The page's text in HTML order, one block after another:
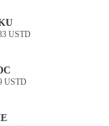
USTD
USTD